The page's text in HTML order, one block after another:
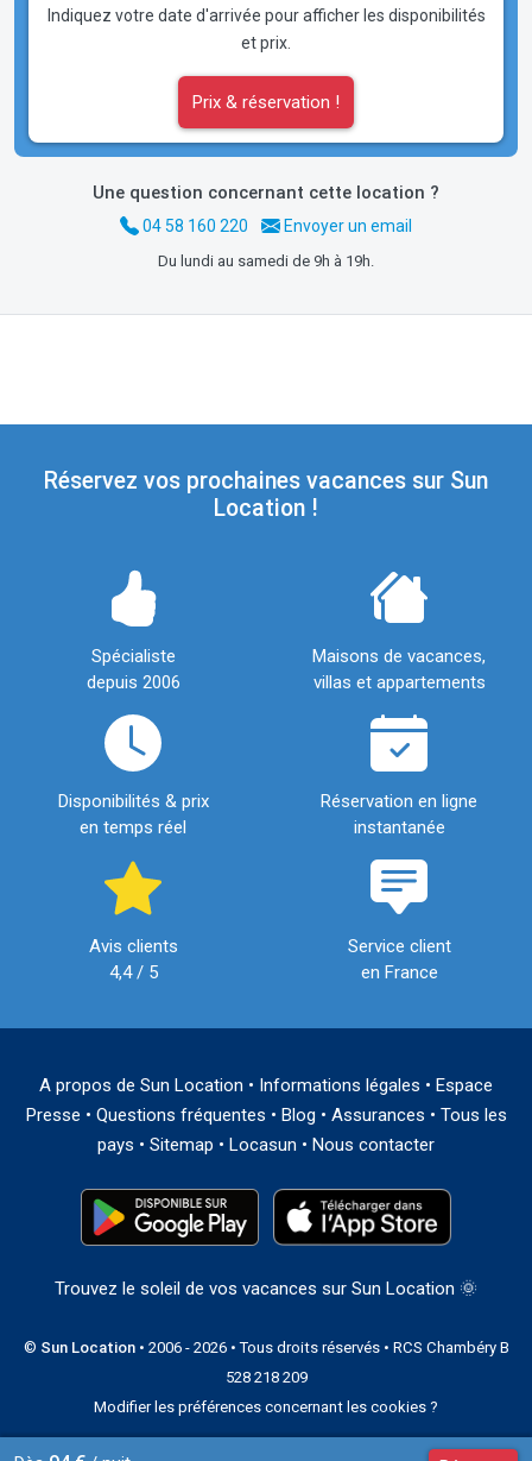
Indiquez votre date d'arrivée pour afficher les disponibilités
et prix.
Prix & réservation !
Une question concernant cette location ?
04 58 160 220 Envoyer un email
Du lundi au samedi de 9h à 19h.
Réservez vos prochaines vacances sur Sun
Location !
Spécialiste
depuis 2006
Maisons de vacances,
villas et appartements
Disponibilités & prix
en temps réel
Réservation en ligne
instantanée
Avis clients
4,4 / 5
Service client
en France
A propos de Sun Location • Informations légales • Espace
Presse • Questions fréquentes • Blog • Assurances • Tous les
pays • Sitemap • Locasun • Nous contacter
Trouvez le soleil de vos vacances sur Sun Location 🌞
© Sun Location• 2006 - 2026 • Tous droits réservés • RCS Chambéry B
528 218 209
Modifier les préférences concernant les cookies ?